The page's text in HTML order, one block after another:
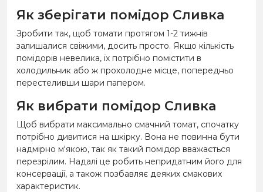
Як зберігати помідор Сливка
Зробити так, щоб томати протягом 1-2 тижнів
залишалися свіжими, досить просто. Якщо кількість
помідорів невелика, їх потрібно помістити в
холодильник або ж прохолодне місце, попередньо
перестеливши шари папером.
Як вибрати помідор Сливка
Щоб вибрати максимально смачний томат, спочатку
потрібно дивитися на шкірку. Вона не повинна бути
надмірно м'якою, так як такий помідор вважається
перезрілим. Надалі це робить непридатним його для
консервації, а також позбавляє деяких смакових
характеристик.